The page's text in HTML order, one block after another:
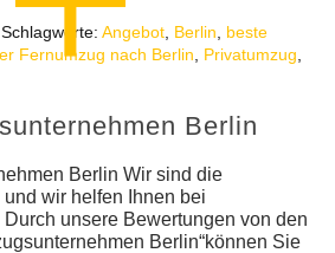
Schlagworte: Angebot Berlin
beste
Fernumzug nach Berlin Privatumzug
Berlin
Berlin Wir sind die
wir helfen Ihnen bei
Durch unsere Bewertungen von den
Berlin“können Sie